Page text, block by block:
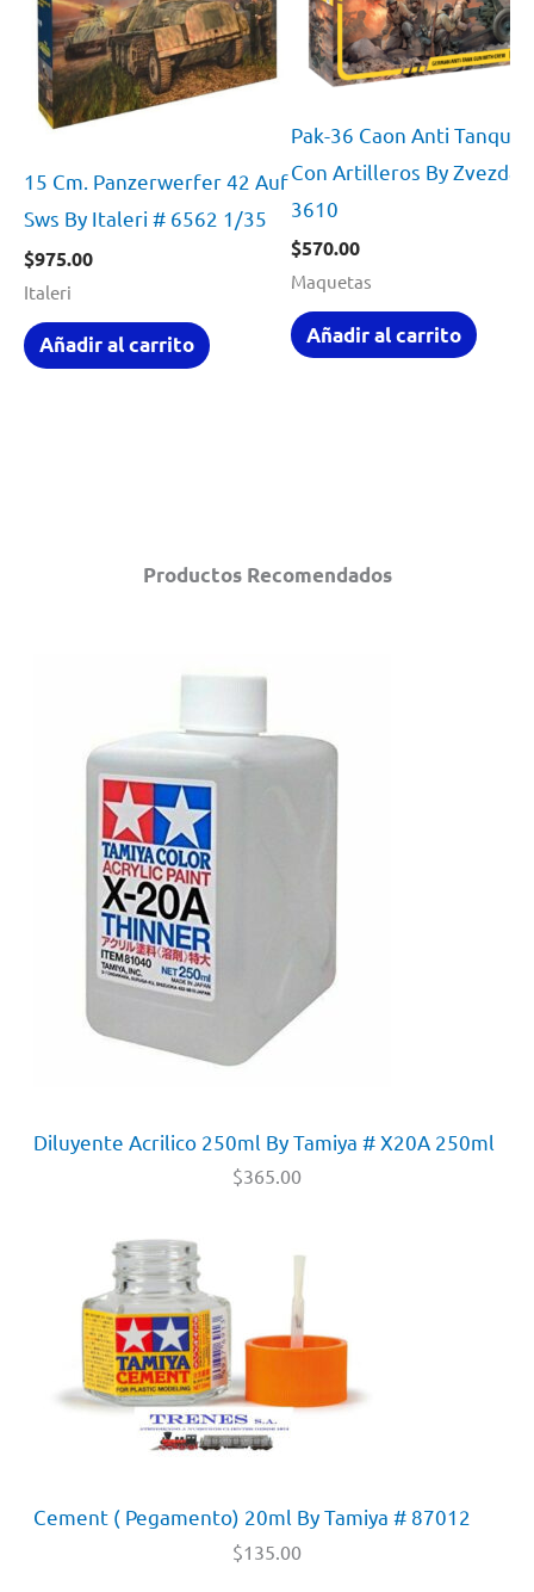
Productos Recomendados
Diluyente Acrilico 250ml By Tamiya # X20A 250ml
$365.00
Cement ( Pegamento) 20ml By Tamiya # 87012
$135.00
15 Cm. Panzerwerfer 42 Auf
Sws By Italeri # 6562 1/35
$975.00
Italeri
Añadir al carrito
Pak-36 Caon Anti Tanques
Con Artilleros By Zvezda
3610
$570.00
Maquetas
Añadir al carrito